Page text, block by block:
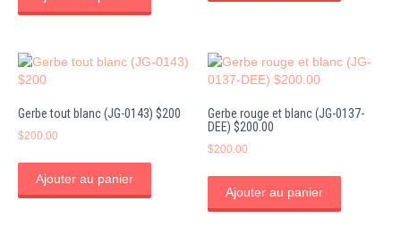
Gerbe tout blanc (JG-0143) $200
$200.00
Ajouter au panier
Gerbe rouge et blanc (JG-0137-
DEE) $200.00
$200.00
Ajouter au panier